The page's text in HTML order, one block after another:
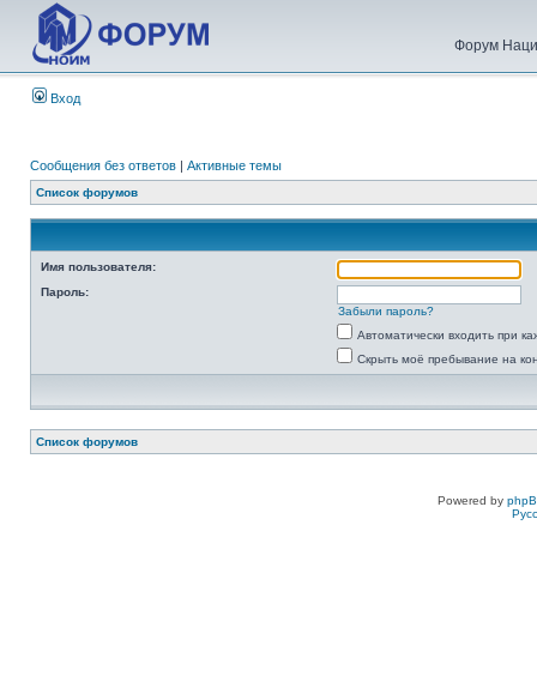
Форум
Вход
Сообщения без ответов | Активные темы
Список форумов
Имя пользователя:
Пароль:
Забыли пароль?
Автоматически входить при
Скрыть моё пребывание на
Список форумов
Powered by